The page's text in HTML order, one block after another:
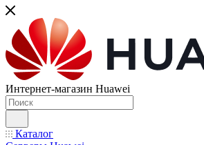
Интернет-магазин Huawei
Каталог